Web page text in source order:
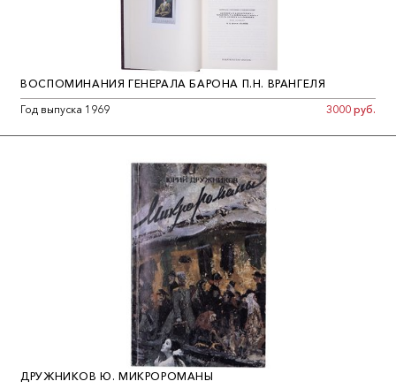
ВОСПОМИНАНИЯ ГЕНЕРАЛА БАРОНА П.Н. ВРАНГЕЛЯ
Год выпуска 1969
3000 руб.
ДРУЖНИКОВ Ю. МИКРОРОМАНЫ